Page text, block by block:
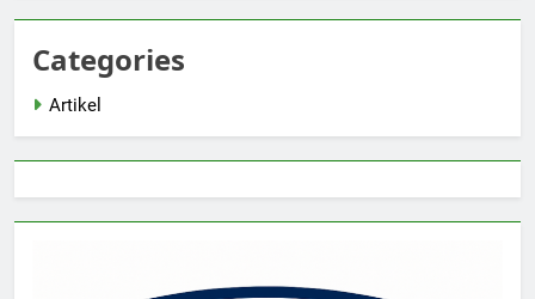
Categories
Artikel